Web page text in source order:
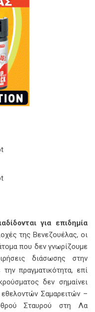
για επιδημία
της Βενεζουέλας, οι
που δεν γνωρίζουμε
διάσωσης στην
πραγματικότητα, επί
δεν σημαίνει
Σαμαρειτών –
Σταυρού στη Λα